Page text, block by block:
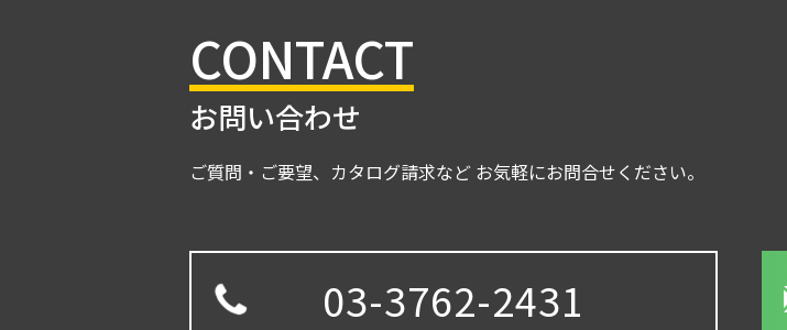
CONTACT
お問い合わせ
ご質問・ご要望、カタログ請求など お気軽にお問合せください。
03-3762-2431